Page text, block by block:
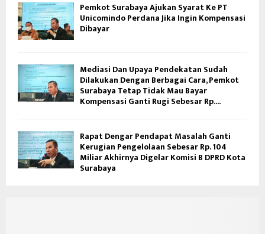
Pemkot Surabaya Ajukan Syarat Ke PT
Unicomindo Perdana Jika Ingin Kompensasi
Dibayar
Mediasi Dan Upaya Pendekatan Sudah
Dilakukan Dengan Berbagai Cara, Pemkot
Surabaya Tetap Tidak Mau Bayar
Kompensasi Ganti Rugi Sebesar Rp....
Rapat Dengar Pendapat Masalah Ganti
Kerugian Pengelolaan Sebesar Rp. 104
Miliar Akhirnya Digelar Komisi B DPRD Kota
Surabaya